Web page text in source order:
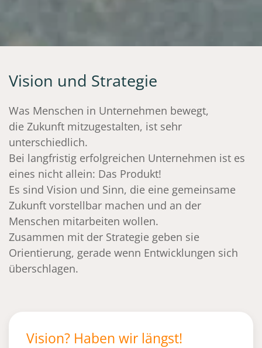
Vision und Strategie
Was Menschen in Unternehmen bewegt,
die Zukunft mitzugestalten, ist sehr
unterschiedlich.
Bei langfristig erfolgreichen Unternehmen ist es
eines nicht allein: Das Produkt!
Es sind Vision und Sinn, die eine gemeinsame
Zukunft vorstellbar machen und an der
Menschen mitarbeiten wollen.
Zusammen mit der Strategie geben sie
Orientierung, gerade wenn Entwicklungen sich
überschlagen.
Vision? Haben wir längst!